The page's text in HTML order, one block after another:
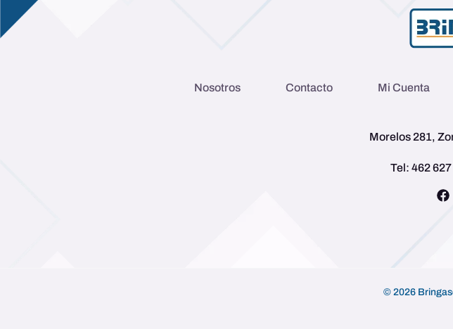
Nosotros Contacto Mi Cuenta
Morelos 281,
Tel: 462
© 2026